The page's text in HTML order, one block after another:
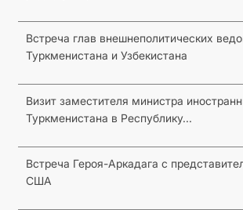
Встреча глав внешнеполитических
Туркменистана и Узбекистана
Визит заместителя министра
Туркменистана в Республику...
Встреча Героя-Аркадага с
США